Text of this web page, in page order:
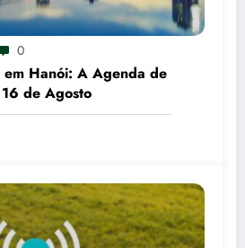
0
em Hanói: A Agenda de
de Agosto